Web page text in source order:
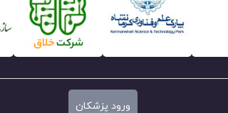
ورود پزشکان